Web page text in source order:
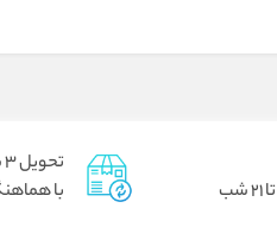
تحویل 3 ساعته برای تهران پیک
با